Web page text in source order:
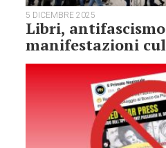
5 DICEMBRE 2025
Libri,
manifestazioni